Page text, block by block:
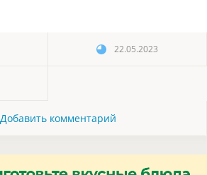
22.05.2023
Добавить комментарий